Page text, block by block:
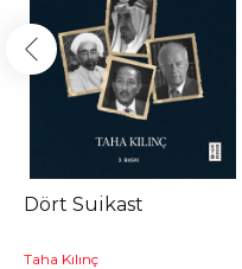
Dört Suikast
Taha Kılınç